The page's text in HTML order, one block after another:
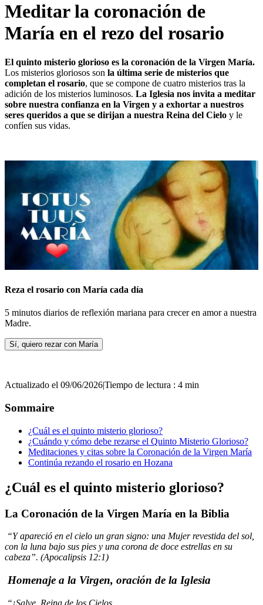
Meditar la coronación de
María en el rezo del rosario
El quinto misterio glorioso es la coronación de la Virgen María.
Los misterios gloriosos son la última serie de misterios que
completan el rosario, que se compone de cuatro misterios tras la
adición de los misterios luminosos. La Iglesia nos invita a meditar
sobre nuestra confianza en la Virgen y a exhortar a nuestros
seres queridos a que se dirijan a nuestra Reina del Cielo y le
confíen sus vidas.
Reza el rosario con María cada día
5 minutos diarios de reflexión mariana para crecer en amor a nuestra
Madre.
Sí, quiero rezar con María
Actualizado el 09/06/2026|Tiempo de lectura : 4 min
Sommaire
¿Cuál es el quinto misterio glorioso?
¿Cuándo y cómo debe rezarse el Quinto Misterio Glorioso?
Meditaciones y citas sobre la Coronación de la Virgen María
Continúa rezando el rosario en Hozana
¿Cuál es el quinto misterio glorioso?
La Coronación de la Virgen María en la Biblia
“Y apareció en el cielo un gran signo: una Mujer revestida del sol,
con la luna bajo sus pies y una corona de doce estrellas en su
cabeza”. (Apocalipsis 12:1)
Homenaje a la Virgen, oración de la Iglesia
“¡Salve, Reina de los Cielos,